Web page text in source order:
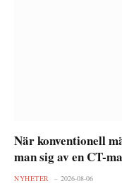
När konventionell
man sig av en CT-
NYHETER 2026-08-06